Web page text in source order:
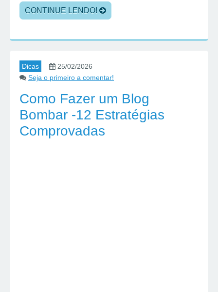
CONTINUE LENDO!
Dicas
25/02/2026
Seja o primeiro a comentar!
Como Fazer um Blog
Bombar -12 Estratégias
Comprovadas